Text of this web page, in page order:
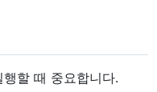
할 때 중요합니다.